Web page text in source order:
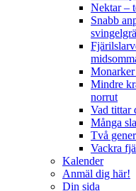
Nektar –
Snabb
Monarker
Mindre
norrut
Vad tittar
Många
Två
Vackra
Kalender
Anmäl dig här!
Din sida